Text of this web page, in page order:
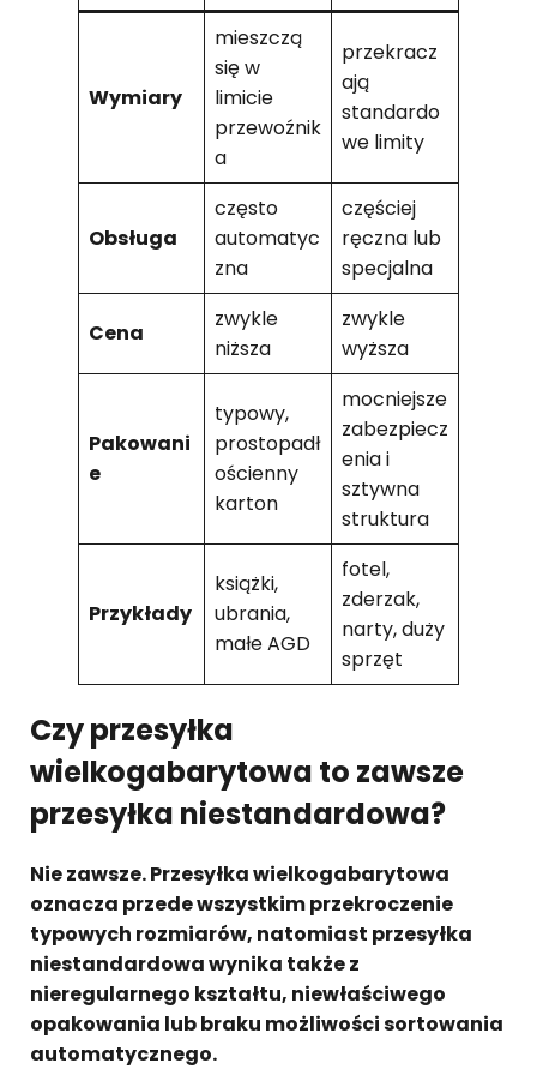
Wymiary
mieszczą
się w
limicie
przewoźnik
a
przekracz
ają
standardo
we limity
Obsługa
często
automatyc
zna
częściej
ręczna lub
specjalna
Cena
zwykle
niższa
zwykle
wyższa
Pakowani
e
typowy,
prostopadł
ościenny
karton
mocniejsze
zabezpiecz
enia i
sztywna
struktura
Przykłady
książki,
ubrania,
małe AGD
fotel,
zderzak,
narty, duży
sprzęt
Czy przesyłka
wielkogabarytowa to zawsze
przesyłka niestandardowa?
Nie zawsze. Przesyłka wielkogabarytowa
oznacza przede wszystkim przekroczenie
typowych rozmiarów, natomiast przesyłka
niestandardowa wynika także z
nieregularnego kształtu, niewłaściwego
opakowania lub braku możliwości sortowania
automatycznego.